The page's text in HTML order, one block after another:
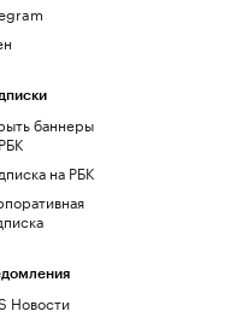
баннеры
на РБК
Новости